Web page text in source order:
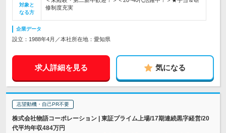
対象と
なる方
修制度充実
企業データ
設立：1988年4月／本社所在地：愛知県
求人詳細を見る 気になる
志望動機・自己PR不要
株式会社物語コーポレーション | 東証プライム上場/17期連続黒字経営/20
代平均年収484万円